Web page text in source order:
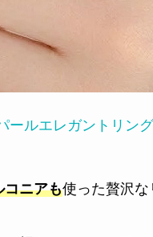
ールエレガントリ
コニアも使った贅沢な